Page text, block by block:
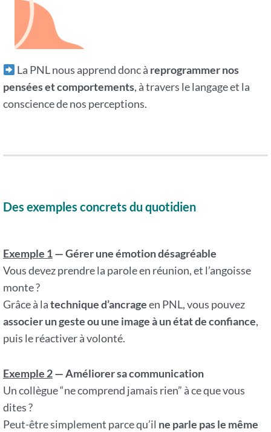
La PNL nous apprend donc à reprogrammer nos
pensées et comportements, à travers le langage et la
conscience de nos perceptions.
Des exemples concrets du quotidien
Exemple 1— Gérer une émotion désagréable
Vous devez prendre la parole en réunion, et l’angoisse
monte ?
Grâce à latechnique d’ancrageen PNL, vous pouvez
associer un geste ou une image à un état de confiance,
puis le réactiver à volonté.
Exemple 2— Améliorer sa communication
Un collègue “ne comprend jamais rien” à ce que vous
dites ?
Peut-être simplement parce qu’il ne parle pas le même